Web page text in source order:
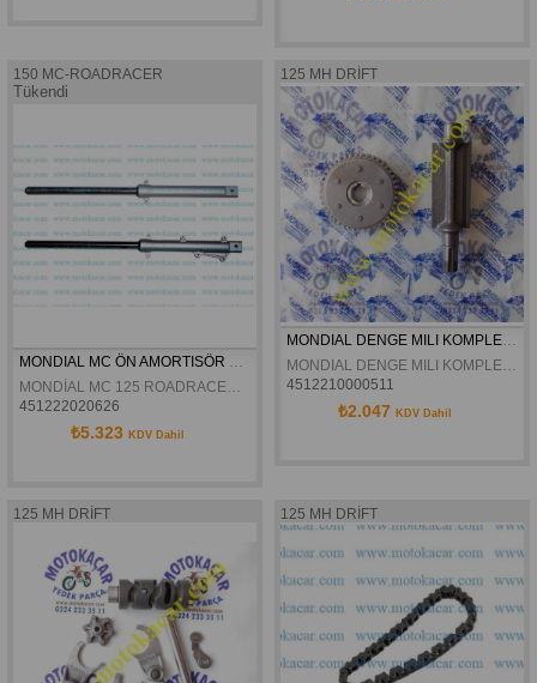
150 MC-ROADRACER
Tükendi
MONDIAL MC ÖN AMORTISÖR KOMPLE TAKIM ORJINAL
MONDİAL MC 125 ROADRACER MC 125 ROADRACER MC-X 150 ROADRACER ÖN AMORTİSÖR KOMPLE TAKIM ORJİNAL
451222020626
₺5.323 KDV Dahil
125 MH DRİFT
MONDIAL DENGE MILI KOMPLE 125MH 150MR 150MC MC-X 125MC ORJINAL
MONDIAL DENGE MILI KOMPLE 125MH 150MR 150MC MC-X 125MC ORJINAL
4512210000511
₺2.047 KDV Dahil
125 MH DRİFT 125 MH DRİFT